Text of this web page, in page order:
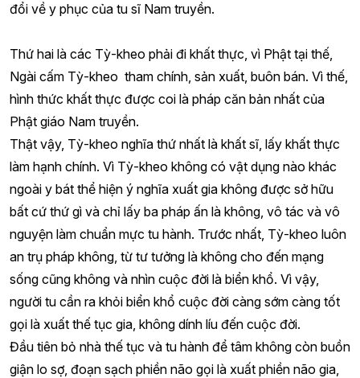
đổi về y phục của tu sĩ Nam truyền.
Thứ hai là các Tỳ-kheo phải đi khất thực, vì Phật tại thế,
Ngài cấm Tỳ-kheo tham chính, sản xuất, buôn bán. Vì thế,
hình thức khất thực được coi là pháp căn bản nhất của
Phật giáo Nam truyền.
Thật vậy, Tỳ-kheo nghĩa thứ nhất là khất sĩ, lấy khất thực
làm hạnh chính. Vì Tỳ-kheo không có vật dụng nào khác
ngoài y bát thể hiện ý nghĩa xuất gia không được sở hữu
bất cứ thứ gì và chỉ lấy ba pháp ấn là không, vô tác và vô
nguyện làm chuẩn mực tu hành. Trước nhất, Tỳ-kheo luôn
an trụ pháp không, từ tư tưởng là không cho đến mạng
sống cũng không và nhìn cuộc đời là biển khổ. Vì vậy,
người tu cần ra khỏi biển khổ cuộc đời càng sớm càng tốt
gọi là xuất thế tục gia, không dính líu đến cuộc đời.
Đầu tiên bỏ nhà thế tục và tu hành để tâm không còn buồn
giận lo sợ, đoạn sạch phiền não gọi là xuất phiền não gia,